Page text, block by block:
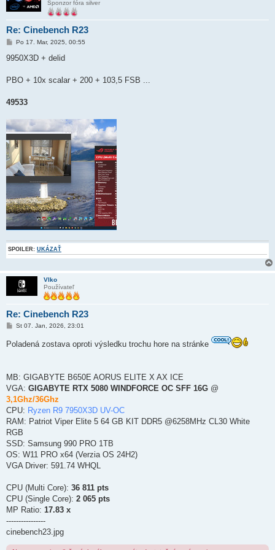
Sponzor fóra silver
Re: Cinebench R23
P
í
e
k
Po 17. Mar, 2025, 00:55
9950X3D + delid
PBO + 10x scalar + 200 + 103,5 FSB ...
49533
SPOILER: UKÁZAŤ
Vlko
Používateľ
Re: Cinebench R23
P
s
o
k
St 07. Jan, 2026, 23:01
Poladená zostava oproti výsledku trochu hore na stránke
MB: GIGABYTE B650E AORUS ELITE X AX ICE
VGA: GIGABYTE RTX 5080 WINDFORCE OC SFF 16G @
3,1Ghz/36Ghz
CPU: Ryzen R9 7950X3D UV-OC
RAM: Patriot Viper Elite 5 64 GB KIT DDR5 @6258MHz CL30 White
RGB
SSD: Samsung 990 PRO 1TB
OS: W11 PRO x64 (Verzia OS 24H2)
VGA Driver: 591.74 WHQL
CPU (Multi Core): 36 811 pts
CPU (Single Core): 2 065 pts
MP Ratio: 17.83 x
----------------
cinebench23.jpg